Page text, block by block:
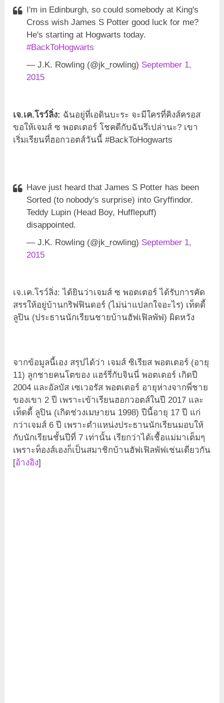
I'm in Edinburgh, so could somebody at King's
Cross wish James S Potter good luck for me?
He's starting at Hogwarts today.
#BackToHogwarts
— J.K. Rowling (@jk_rowling) September 1,
2015
เจ.เค.โรว์ลิ่ง: ฉันอยู่ที่เอดินบะระ จะมีใครที่คิงส์ครอส
ขอให้เจมส์ ซ พอตเตอร์ โชคดีกับฉันรึเปล่านะ? เขา
เริ่มเรียนที่ฮอกวอตส์วันนี้ #BackToHogwarts
Have just heard that James S Potter has been
Sorted (to nobody's surprise) into Gryffindor.
Teddy Lupin (Head Boy, Hufflepuff)
disappointed.
— J.K. Rowling (@jk_rowling) September 1,
2015
เจ.เค.โรว์ลิ่ง: ได้ยินว่าเจมส์ ซ พอตเตอร์ ได้รับการคัด
สรรให้อยู่บ้านกริฟฟินดอร์ (ไม่น่าแปลกใจอะไร) เท็ดดี้
ลูปิน (ประธานนักเรียนชายบ้านฮัฟเฟิลพัฟ) ผิดหวัง
จากข้อมูลนี้เอง สรุปได้ว่า เจมส์ ซิเรียส พอตเตอร์ (อายุ
11) ลูกชายคนโตของ แฮร์รี่กับจินนี่ พอตเตอร์ เกิดปี
2004 และอัลบัส เซเวอรัส พอตเตอร์ อายุห่างจากพี่ชาย
ของเขา 2 ปี เพราะเข้าเรียนฮอกวอตส์ในปี 2017 และ
เท็ดดี้ ลูปิน (เกิดช่วงเมษายน 1998) ปีนี้อายุ 17 ปี แก่
กว่าเจมส์ 6 ปี เพราะตำแหน่งประธานนักเรียนมอบให้
กับนักเรียนชั้นปีที่ 7 เท่านั้น เรียกว่าได้เชื้อแม่มาเต็มๆ
เพราะท็องส์เองก็เป็นสมาชิกบ้านฮัฟเฟิลพัฟเช่นเดียวกัน
[อ้างอิง]